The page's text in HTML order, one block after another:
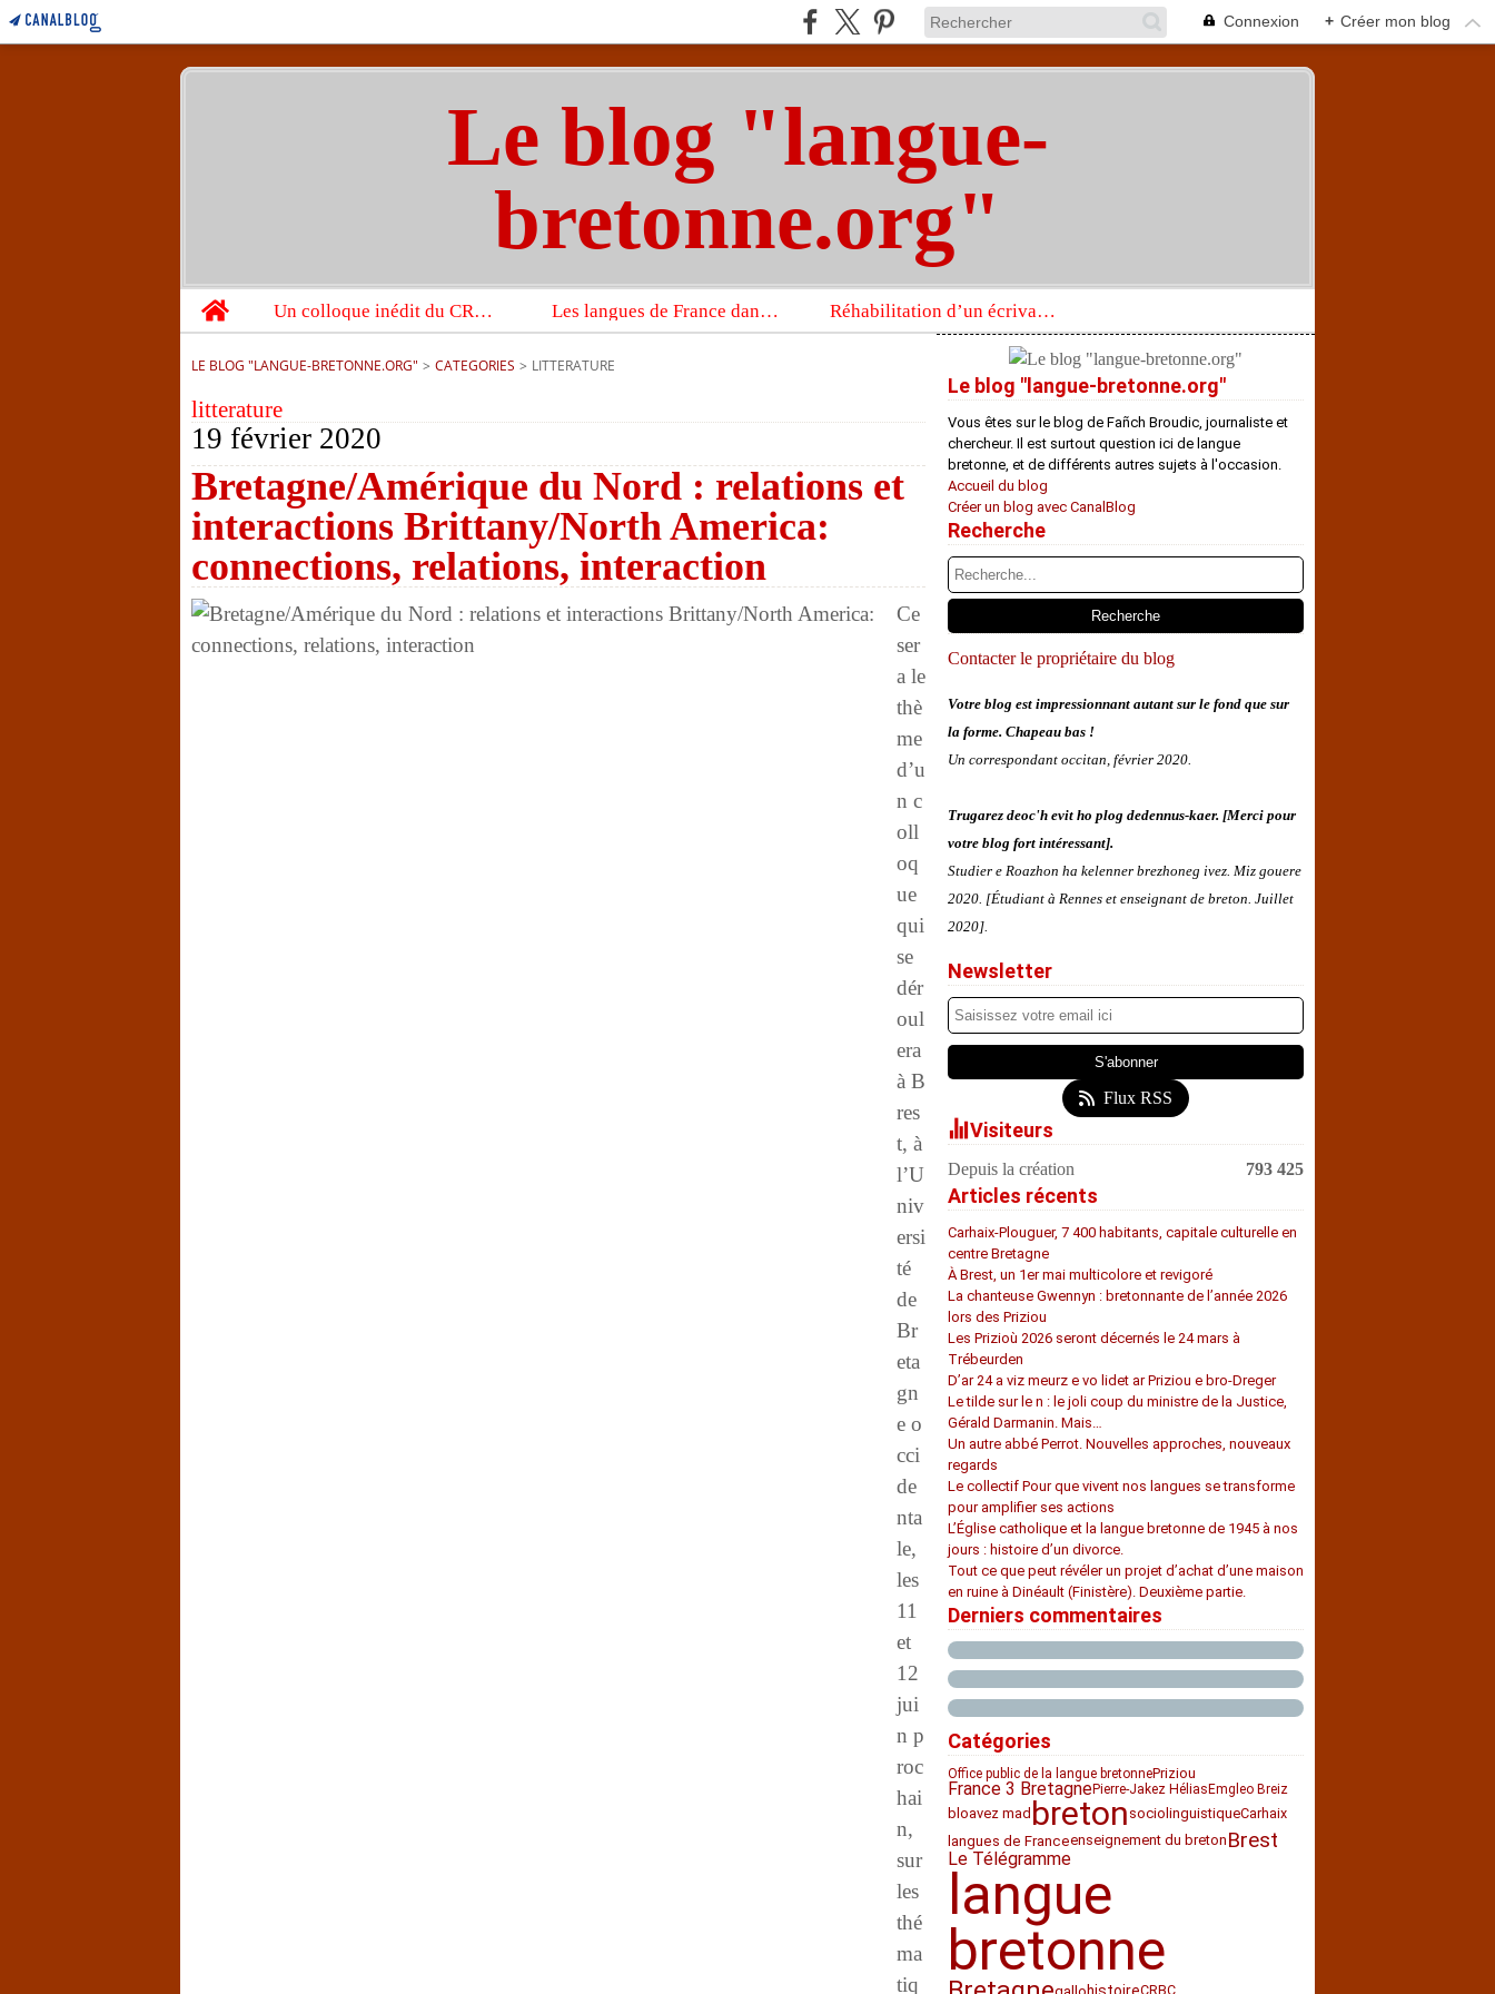
Connexion + Créer mon blog
Le blog "langue-
bretonne.org"
Home
Un colloque inédit du CRBC sur les victimes de l’année 1944 Les langues de France dans un imposant ouvrage sur la langue française que publient les Presses universitaires d’Oxford Réhabilitation d’un écrivain de langue bretonne aujourd’hui mal connu et méconnu
LE BLOG "LANGUE-BRETONNE.ORG" > CATEGORIES > LITTERATURE
litterature
19 février 2020
Bretagne/Amérique du Nord : relations et
interactions Brittany/North America:
connections, relations, interaction
Ce
ser
a le
thè
me
d’u
n c
oll
oq
ue
qui
se
dér
oul
era
à B
res
t, à
l’U
niv
ersi
té
de
Br
eta
gn
e o
cci
de
nta
le,
les
11
et
12
jui
n p
roc
hai
n,
sur
les
thé
ma
tiq
Le blog "langue-bretonne.org"
Vous êtes sur le blog de Fañch Broudic, journaliste et
chercheur. Il est surtout question ici de langue
bretonne, et de différents autres sujets à l'occasion.
Accueil du blog
Créer un blog avec CanalBlog
Recherche
Contacter le propriétaire du blog
Votre blog est impressionnant autant sur le fond que sur
la forme. Chapeau bas !
Un correspondant occitan, février 2020.
Trugarez deoc'h evit ho plog dedennus-kaer. [Merci pour
votre blog fort intéressant].
Studier e Roazhon ha kelenner brezhoneg ivez. Miz gouere
2020. [Étudiant à Rennes et enseignant de breton. Juillet
2020].
Newsletter
Flux RSS
Visiteurs
Depuis la création 793 425
Articles récents
Carhaix-Plouguer, 7 400 habitants, capitale culturelle en
centre Bretagne
À Brest, un 1er mai multicolore et revigoré
La chanteuse Gwennyn : bretonnante de l’année 2026
lors des Priziou
Les Prizioù 2026 seront décernés le 24 mars à
Trébeurden
D’ar 24 a viz meurz e vo lidet ar Priziou e bro-Dreger
Le tilde sur le n : le joli coup du ministre de la Justice,
Gérald Darmanin. Mais…
Un autre abbé Perrot. Nouvelles approches, nouveaux
regards
Le collectif Pour que vivent nos langues se transforme
pour amplifier ses actions
L’Église catholique et la langue bretonne de 1945 à nos
jours : histoire d’un divorce.
Tout ce que peut révéler un projet d’achat d’une maison
en ruine à Dinéault (Finistère). Deuxième partie.
Derniers commentaires
Catégories
Office public de la langue bretonnePriziou
France 3 BretagnePierre-Jakez HéliasEmgleo Breiz
bloavez mad breton sociolinguistiqueCarhaix
langues de Franceenseignement du breton Brest
Le Télégramme
langue
bretonne
gallohistoireCRBC